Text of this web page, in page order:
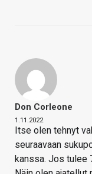
Don Corleone
1.11.2022
Itse olen tehnyt
seuraavaan
kanssa. Jos tulee